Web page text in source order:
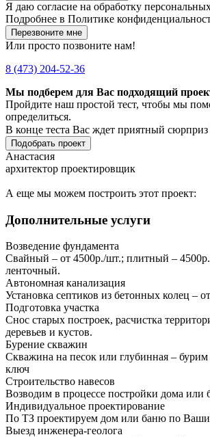
Я даю согласие на обработку
Подробнее в Политике
Перезвоните мне
Или просто позвоните нам!
8 (473) 204-52-36
Мы подберем для Вас подходящий
Пройдите наш простой тест, чтобы мы
определиться.
В конце теста Вас ждет приятный
Подобрать проект
Анастасия
архитектор проектировщик
А еще мы можем построить этот проект:
Дополнительные услуги
Возведение фундамента
Свайный – от 4500р./шт.; плитный –
ленточный.
Автономная канализация
Установка септиков из бетонных колец –
Подготовка участка
Снос старых построек, расчистка
деревьев и кустов.
Бурение скважин
Скважина на песок или глубинная –
ключ
Строительство навесов
Возводим в процессе постройки дома или
Индивидуальное проектирование
По ТЗ проектируем дом или баню по
Выезд инженера-геолога